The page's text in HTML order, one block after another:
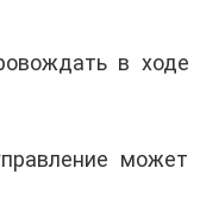
в ходе
может